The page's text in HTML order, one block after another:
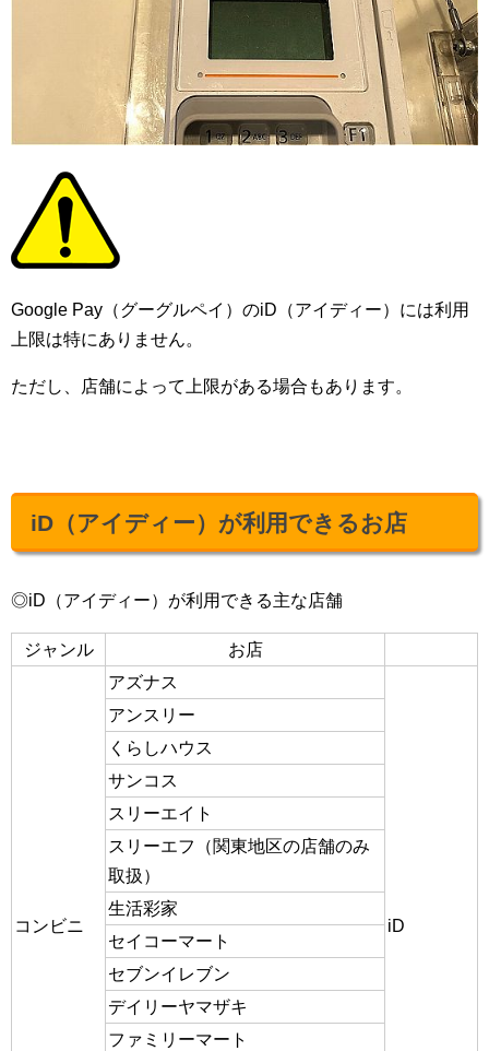
Google Pay（グーグルペイ）のiD（アイディー）には利用
上限は特にありません。
ただし、店舗によって上限がある場合もあります。
iD（アイディー）が利用できるお店
◎iD（アイディー）が利用できる主な店舗
ジャンル お店
コンビニ
アズナス
iD
アンスリー
くらしハウス
サンコス
スリーエイト
スリーエフ（関東地区の店舗のみ
取扱）
生活彩家
セイコーマート
セブンイレブン
デイリーヤマザキ
ファミリーマート